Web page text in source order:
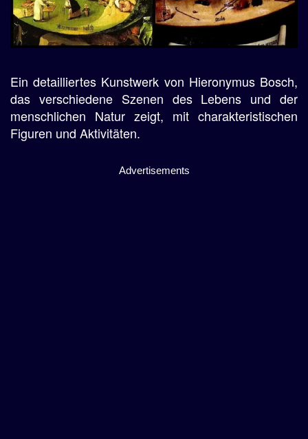
Ein detailliertes Kunstwerk von Hieronymus Bosch,
das verschiedene Szenen des Lebens und der
menschlichen Natur zeigt, mit charakteristischen
Figuren und Aktivitäten.
Advertisements